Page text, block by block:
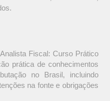
Fiscal: Curso Prático
prática de conhecimentos
no Brasil, incluindo
na fonte e obrigações